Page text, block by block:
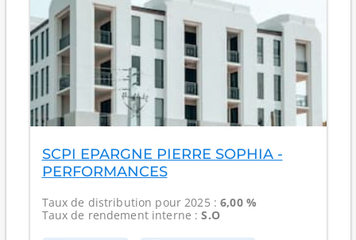
SCPI EPARGNE PIERRE SOPHIA -
PERFORMANCES
Taux de distribution pour 2025 :6,00 %
Taux de rendement interne :S.O